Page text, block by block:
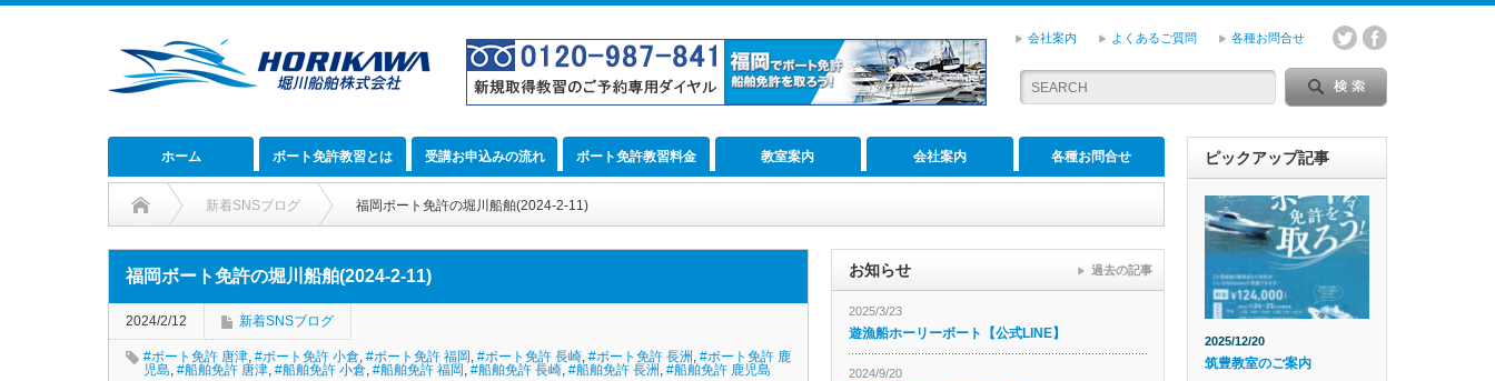
会社案内 よくあるご質問 各種お問合せ
ホーム ボート免許教習とは 受講お申込みの流れ ボート免許教習料金 教室案内 会社案内 各種お問合せ
新着SNSブログ 福岡ボート免許の堀川船舶(2024-2-11)
福岡ボート免許の堀川船舶(2024-2-11)
2024/2/12 新着SNSブログ
#ボート免許 唐津, #ボート免許 小倉, #ボート免許 福岡 , #ボート免許 長崎, #ボート免許 長洲 , #ボート免許 鹿
児島, #船舶免許 唐津, #船舶免許 小倉, #船舶免許 福岡 , #船舶免許 長崎, #船舶免許 長洲 , #船舶免許 鹿児島
お知らせ
2025/3/23
遊漁船ホーリーボート【公式LINE】
2024/9/20
過去の記事
ピックアップ記事
2025/12/20
筑豊教室のご案内